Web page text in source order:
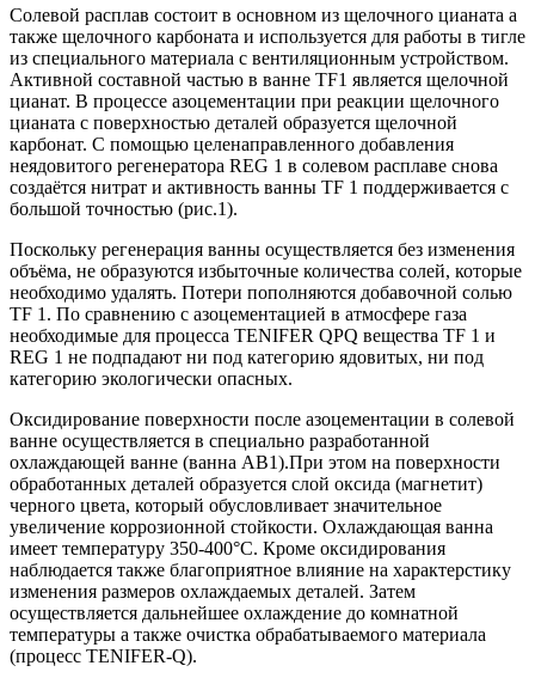
Солевой расплав состоит в основном из щелочного цианата а
также щелочного карбоната и используется для работы в тигле
из специального материала с вентиляционным устройством.
Активной составной частью в ванне TF1 является щелочной
цианат. В процессе азоцементации при реакции щелочного
цианата с поверхностью деталей образуется щелочной
карбонат. С помощью целенаправленного добавления
неядовитого регенератора REG 1 в солевом расплаве снова
создаётся нитрат и активность ванны TF 1 поддерживается с
большой точностью (рис.1).
Поскольку регенерация ванны осуществляется без изменения
объёма, не образуются избыточные количества солей, которые
необходимо удалять. Потери пополняются добавочной солью
TF 1. По сравнению с азоцементацией в атмосфере газа
необходимые для процесса TENIFER QPQ вещества TF 1 и
REG 1 не подпадают ни под категорию ядовитых, ни под
категорию экологически опасных.
Оксидирование поверхности после азоцементации в солевой
ванне осуществляется в специально разработанной
охлаждающей ванне (ванна АВ1).При этом на поверхности
обработанных деталей образуется слой оксида (магнетит)
черного цвета, который обусловливает значительное
увеличение коррозионной стойкости. Охлаждающая ванна
имеет температуру 350-400°С. Кроме оксидирования
наблюдается также благоприятное влияние на характерстику
изменения размеров охлаждаемых деталей. Затем
осуществляется дальнейшее охлаждение до комнатной
температуры а также очистка обрабатываемого материала
(процесс TENIFER-Q).